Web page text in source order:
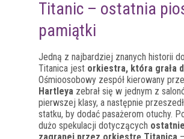
Titanic – ostatnia
pamiątki
Jedną z najbardziej znanych historii
Titanica jest orkiestra, która grała
Ośmioosobowy zespół kierowany
Hartleya zebrał się w jednym z
pierwszej klasy, a następnie
statku, by dodać pasażerom otuchy.
dużo spekulacji dotyczących